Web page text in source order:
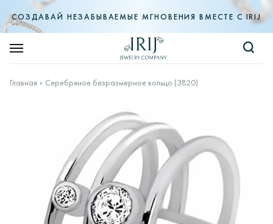
СОЗДАВАЙ НЕЗАБЫВАЕМЫЕ МГНОВЕНИЯ ВМЕСТЕ С IRIJ
Главная Серебряное безразмерное кольцо (3820)